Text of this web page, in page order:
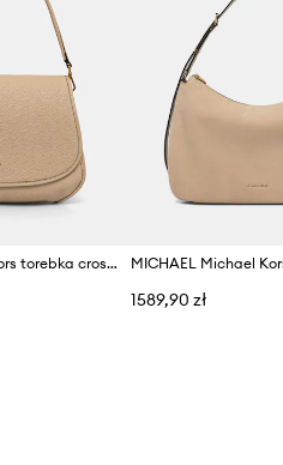
MICHAEL Michael Kors torebka crossbody damska skórzana Holmes
1589,90 zł